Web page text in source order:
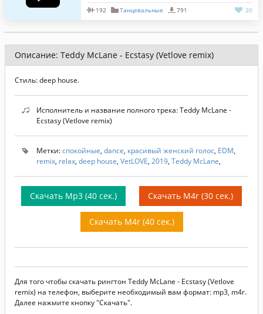
192 Танцевальные 791 20
Описание: Teddy McLane - Ecstasy (Vetlove remix)
Стиль: deep house.
Исполнитель и название полного трека: Teddy McLane -
Ecstasy (Vetlove remix)
Метки:спокойные, dance, красивый женский голос, EDM,
remix, relax, deep house, VetLOVE, 2019, Teddy McLane,
Скачать Mp3 (40 сек.) Скачать M4r (30 сек.)
Скачать M4r (40 сек.)
Для того чтобы скачать рингтон Teddy McLane - Ecstasy (Vetlove
remix) на телефон, выберите необходимый вам формат: mp3, m4r.
Далее нажмите кнопку "Скачать".